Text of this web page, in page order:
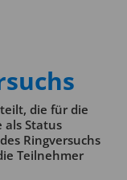
die für die
als Status
Ringversuchs
Teilnehmer